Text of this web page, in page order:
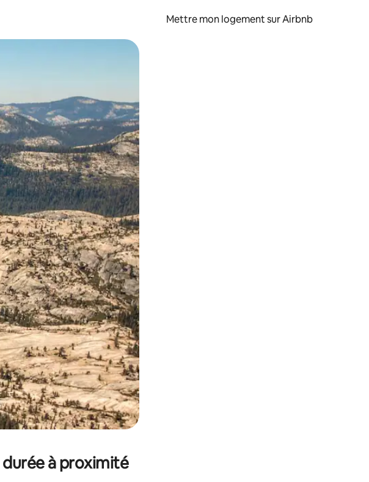
Mettre mon logement sur Airbnb
en appuyant et en faisant glisser.
à proximité